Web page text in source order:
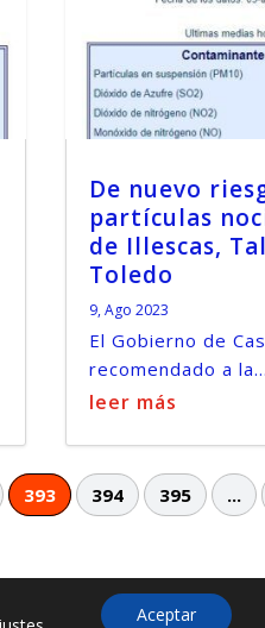
De nuevo
partículas
de Illescas,
Toledo
9, Ago 2023
El Gobierno de
recomendado a la...
leer más
393 394 395 ...
Aceptar